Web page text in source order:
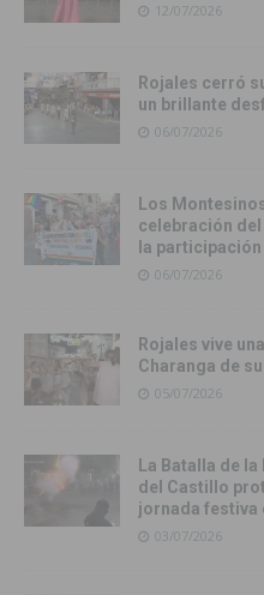
12/07/2026
Rojales cerró
un brillante
06/07/2026
Los
celebración
la
06/07/2026
Rojales vive
Charanga de
05/07/2026
La Batalla de
del Castillo
jornada festiva
03/07/2026